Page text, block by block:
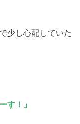
少し心配していた
す！」